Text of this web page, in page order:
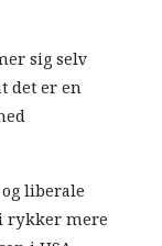
sig selv
det er en
liberale
rykker mere